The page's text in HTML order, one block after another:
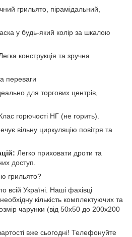
грильято, пірамідальний,
у будь-який колір за шкалою
конструкція та зручна
переваги
для торгових центрів,
горючості НГ (не горить).
вільну циркуляцію повітря та
Легко приховати дроти та
доступ.
грильято?
всій Україні. Наші фахівці
кількість комплектуючих та
чарунки (від 50х50 до 200х200
вже сьогодні! Телефонуйте